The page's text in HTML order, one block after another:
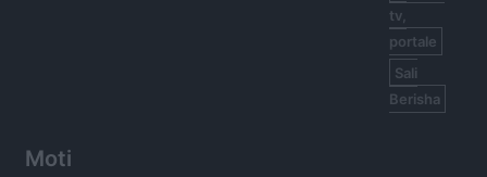
tv,
portale
Sali
Berisha
Moti